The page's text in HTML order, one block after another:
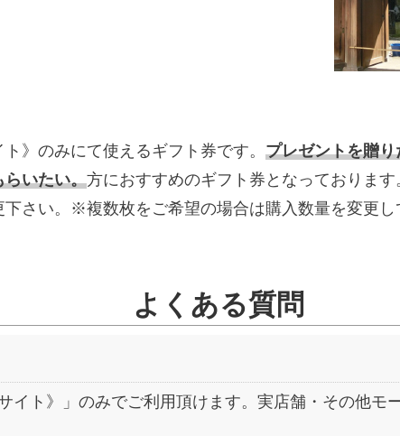
》のみにて使えるギフト券です。 プレゼントを贈
らいたい。方におすすめのギフト券となっておりま
下さい。※複数枚をご希望の場合は購入数量を変更し
よくある質問
イト》」のみでご利用頂けます。実店舗・その他モ